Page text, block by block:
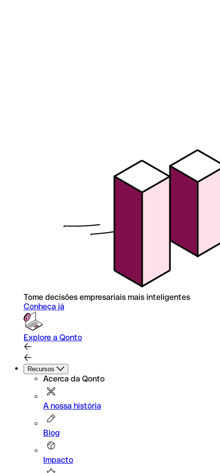
Tome decisões empresariais mais inteligentes
Conheça já
Explore a Qonto
Recursos
Acerca da Qonto
A nossa história
Blog
Impacto